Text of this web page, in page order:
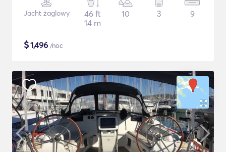
Jacht żaglowy
46 ft
14 m
10 3 9
$1,496 /noc